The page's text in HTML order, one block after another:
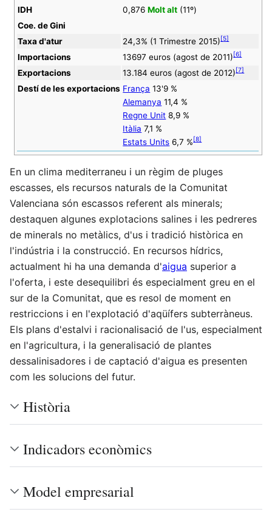
IDH 0,876Molt alt (11º)
Coe. de Gini
Taxa d'atur
24,3% (1 Trimestre 2015)[5]
Importacions 13697 euros (agost de 2011)[6]
Exportacions 13.184 euros (agost de 2012)[7]
Destí de les exportacions França 13'9 %
Alemanya 11,4 %
Regne Unit 8,9 %
Itàlia 7,1 %
Estats Units 6,7 %[8]
En un clima mediterraneu i un règim de pluges
escasses, els recursos naturals de la Comunitat
Valenciana són escassos referent als minerals;
destaquen algunes explotacions salines i les pedreres
de minerals no metàlics, d'us i tradició històrica en
l'indústria i la construcció. En recursos hídrics,
actualment hi ha una demanda d'aigua superior a
l'oferta, i este desequilibri és especialment greu en el
sur de la Comunitat, que es resol de moment en
restriccions i en l'explotació d'aqüífers subterràneus.
Els plans d'estalvi i racionalisació de l'us, especialment
en l'agricultura, i la generalisació de plantes
dessalinisadores i de captació d'aigua es presenten
com les solucions del futur.
Història
Indicadors econòmics
Model empresarial